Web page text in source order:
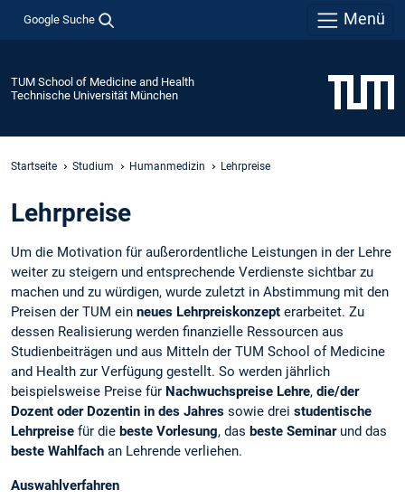
Google Suche Menü
TUM School of Medicine and Health
Technische Universität München
Startseite Studium Humanmedizin Lehrpreise
Lehrpreise
Um die Motivation für außerordentliche Leistungen in der Lehre
weiter zu steigern und entsprechende Verdienste sichtbar zu
machen und zu würdigen, wurde zuletzt in Abstimmung mit den
Preisen der TUM ein neues Lehrpreiskonzept erarbeitet. Zu
dessen Realisierung werden finanzielle Ressourcen aus
Studienbeiträgen und aus Mitteln der TUM School of Medicine
and Health zur Verfügung gestellt. So werden jährlich
beispielsweise Preise für Nachwuchspreise Lehre, die/der
Dozent oder Dozentin in des Jahres sowie drei studentische
Lehrpreise für die beste Vorlesung, das beste Seminarund das
beste Wahlfach an Lehrende verliehen.
Auswahlverfahren